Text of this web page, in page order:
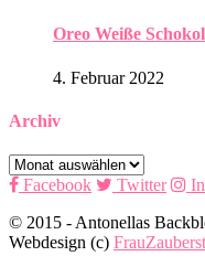
Oreo Weiße
4. Februar 2022
Archiv
Archiv
Facebook
Twitter
© 2015 - Antonellas
Webdesign (c)